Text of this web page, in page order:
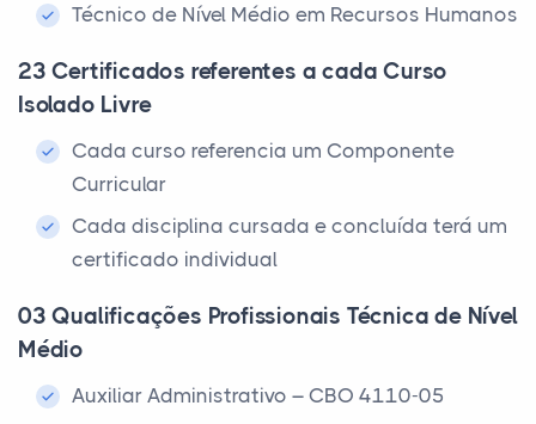
Técnico de Nível Médio em Recursos Humanos
23 Certificados referentes a cada Curso
Isolado Livre
Cada curso referencia um Componente
Curricular
Cada disciplina cursada e concluída terá um
certificado individual
03 Qualificações Profissionais Técnica de Nível
Médio
Auxiliar Administrativo – CBO 4110-05